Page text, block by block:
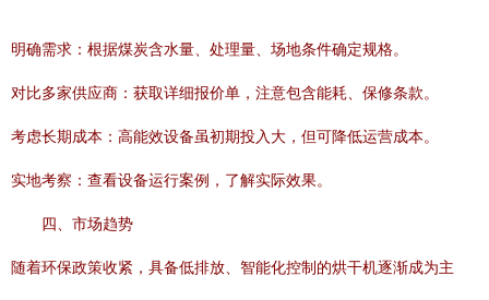
明确需求：根据煤炭含水量、处理量、场地条件确定规格。
对比多家供应商：获取详细报价单，注意包含能耗、保修条款。
考虑长期成本：高能效设备虽初期投入大，但可降低运营成本。
实地考察：查看设备运行案例，了解实际效果。
四、市场趋势
随着环保政策收紧，具备低排放、智能化控制的烘干机逐渐成为主